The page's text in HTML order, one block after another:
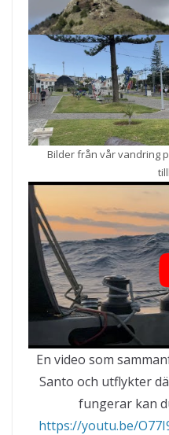
Bilder från vår vandring
En video som
Santo och utflykter
fungerar kan
https://youtu.be/